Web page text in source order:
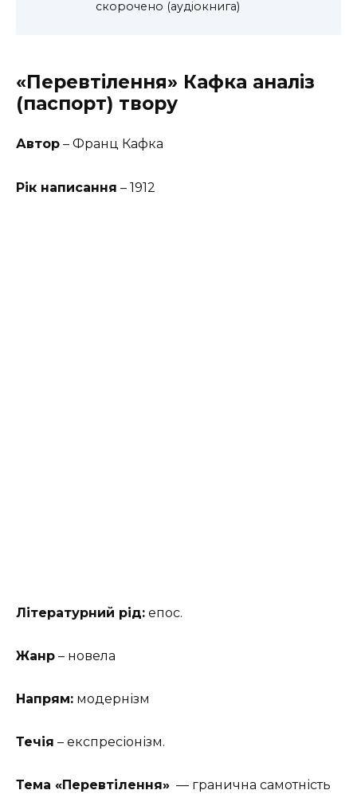
скорочено (аудіокнига)
«Перевтілення» Кафка аналіз
(паспорт) твору
Автор – Франц Кафка
Рік написання – 1912
Літературний рід: епос.
Жанр – новела
Напрям: модернізм
Течія – експресіонізм.
Тема «Перевтілення» — гранична самотність